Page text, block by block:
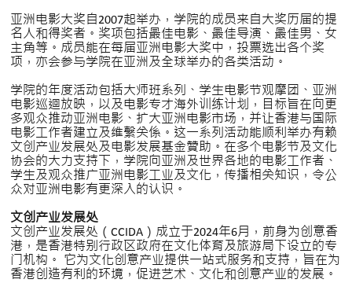
亚洲电影大奖自2007起举办，学院的成员来自大奖历届的提
名人和得奖者。奖项包括最佳电影、最佳导演、最佳男、女
主角等。成员能在每届亚洲电影大奖中，投票选出各个奖
项，亦会参与学院在亚洲及全球举办的各类活动。
学院的年度活动包括大师班系列、学生电影节观摩团、亚洲
电影巡迴放映，以及电影专才海外训练计划，目标旨在向更
多观众推动亚洲电影、扩大亚洲电影市场，并让香港与国际
电影工作者建立及维繫关係。这一系列活动能顺利举办有赖
文创产业发展处及电影发展基金贊助。在多个电影节及文化
协会的大力支持下，学院向亚洲及世界各地的电影工作者、
学生及观众推广亚洲电影工业及文化，传播相关知识，令公
众对亚洲电影有更深入的认识。
文创产业发展处
文创产业发展处（CCIDA）成立于2024年6月，前身为创意香
港，是香港特别行政区政府在文化体育及旅游局下设立的专
门机构。 它为文化创意产业提供一站式服务和支持，旨在为
香港创造有利的环境，促进艺术、文化和创意产业的发展。